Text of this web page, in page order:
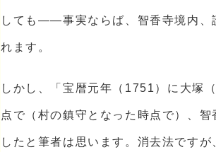
しても――事実ならば、智香寺境内、
れます。
しかし、「宝暦元年（1751）に大塚
点で（村の鎮守となった時点で）、
したと筆者は思います。消去法です